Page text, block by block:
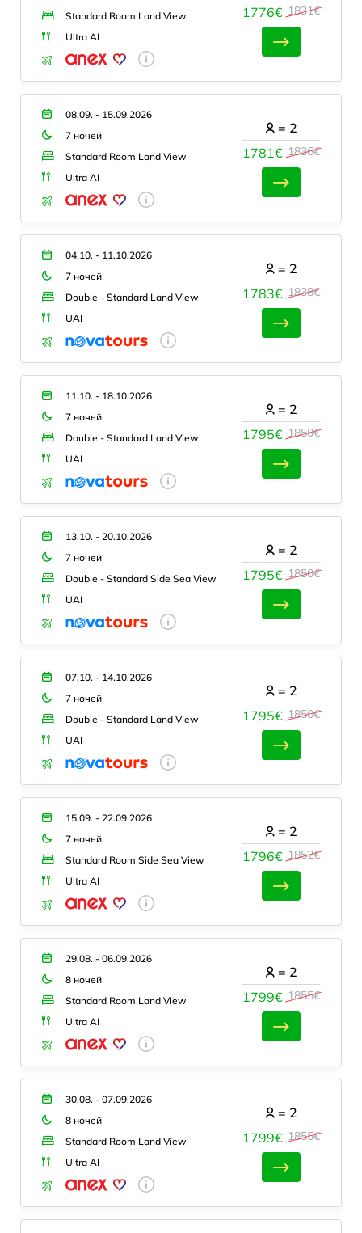
Standard Room Land View
Ultra AI
1776€ 1831€
08.09. - 15.09.2026
7 ночей
Standard Room Land View
Ultra AI
1781€ 1836€
= 2
04.10. - 11.10.2026
7 ночей
Double - Standard Land View
UAI
1783€ 1838€
= 2
11.10. - 18.10.2026
7 ночей
Double - Standard Land View
UAI
1795€ 1850€
= 2
13.10. - 20.10.2026
7 ночей
Double - Standard Side Sea View
UAI
1795€ 1850€
= 2
07.10. - 14.10.2026
7 ночей
Double - Standard Land View
UAI
1795€ 1850€
= 2
15.09. - 22.09.2026
7 ночей
Standard Room Side Sea View
Ultra AI
1796€ 1852€
= 2
29.08. - 06.09.2026
8 ночей
Standard Room Land View
Ultra AI
1799€ 1855€
= 2
30.08. - 07.09.2026
8 ночей
Standard Room Land View
Ultra AI
1799€ 1855€
= 2